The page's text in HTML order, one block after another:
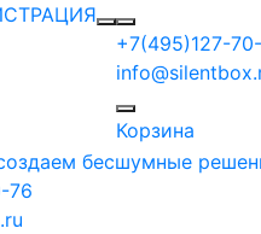
+7(495)127-
Корзина
76